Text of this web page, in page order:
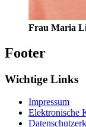
Frau Maria
Footer
Wichtige Links
Impressum
Elektronische